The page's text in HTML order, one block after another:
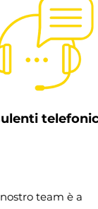
team è a